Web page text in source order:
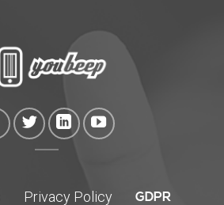
Privacy Policy GDPR